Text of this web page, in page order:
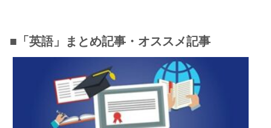
■「英語」まとめ記事・オススメ記事